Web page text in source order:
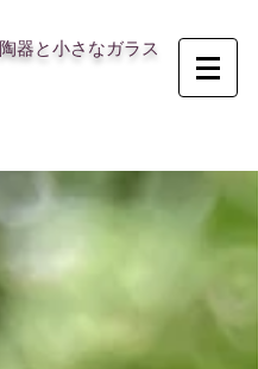
陶器と小さなガラス